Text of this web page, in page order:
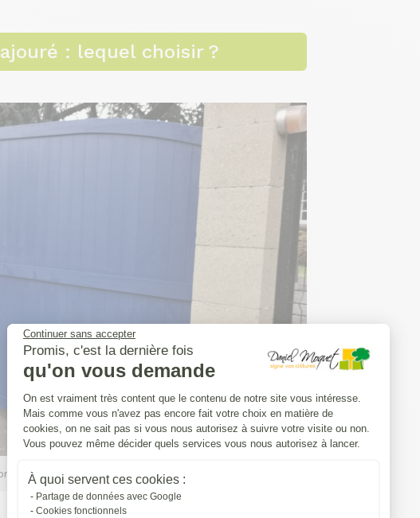
Continuer sans accepter
Promis, c'est la dernière fois
qu'on vous demande
Plateforme de Gestion du Consentement :
On est vraiment très content que le contenu de notre site vous intéresse.
Mais comme vous n'avez pas encore fait votre choix en matière de
cookies, on ne sait pas si vous nous autorisez à suivre votre visite ou non.
Vous pouvez même décider quels services vous nous autorisez à lancer.
À quoi servent ces cookies :
Partage de données avec Google
Cookies fonctionnels
Axeptio consent
: lequel choisir ?
plein battant